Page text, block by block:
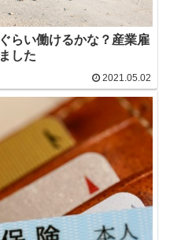
らい働けるかな？産業雇
した
2021.05.02